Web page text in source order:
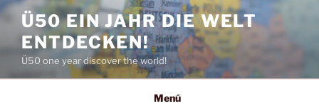
Saltar
contenido
Ü50 EIN JAHR DIE WELT
ENTDECKEN!
Ü50 one year discover the world!
Menú